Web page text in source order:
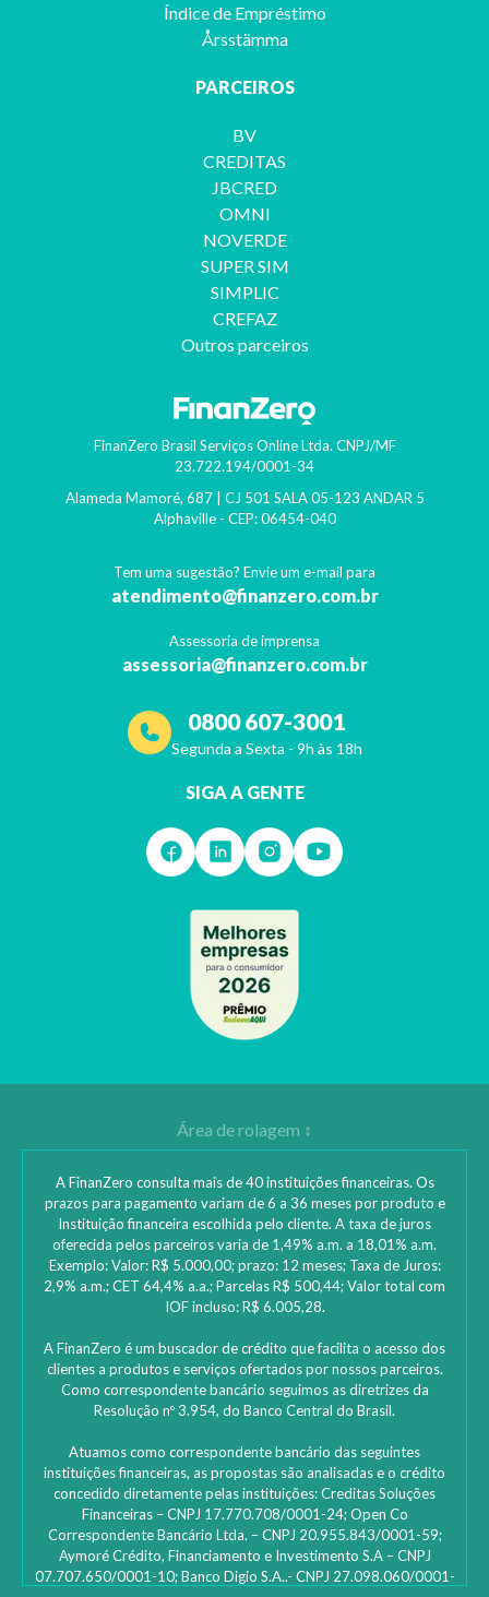
Índice de Empréstimo
Årsstämma
PARCEIROS
BV
CREDITAS
JBCRED
OMNI
NOVERDE
SUPER SIM
SIMPLIC
CREFAZ
Outros parceiros
FinanZero Brasil Serviços Online Ltda. CNPJ/MF
23.722.194/0001-34
Alameda Mamoré, 687 | CJ 501 SALA 05-123 ANDAR 5
Alphaville- CEP: 06454-040
Tem uma sugestão? Envie um e-mail para
atendimento@finanzero.com.br
Assessoria de imprensa
assessoria@finanzero.com.br
0800 607-3001
Segunda a Sexta - 9h às 18h
SIGA A GENTE
A FinanZero consulta mais de 40 instituições financeiras. Os
prazos para pagamento variam de 6 a 36 meses por produto e
Instituição financeira escolhida pelo cliente. A taxa de juros
oferecida pelos parceiros varia de 1,49% a.m. a 18,01% a.m.
Exemplo: Valor: R$ 5.000,00; prazo: 12 meses; Taxa de Juros:
2,9% a.m.; CET 64,4% a.a.; Parcelas R$ 500,44; Valor total com
IOF incluso: R$ 6.005,28.
A FinanZero é um buscador de crédito que facilita o acesso dos
clientes a produtos e serviços ofertados por nossos parceiros.
Como correspondente bancário seguimos as diretrizes da
Resolução nº 3.954, do Banco Central do Brasil.
Atuamos como correspondente bancário das seguintes
instituições financeiras, as propostas são analisadas e o crédito
concedido diretamente pelas instituições: ‎Creditas Soluções
Financeiras – CNPJ 17.770.708/0001-24; Open Co
Correspondente Bancário Ltda. – CNPJ 20.955.843/0001-59;
Aymoré Crédito, Financiamento e Investimento S.A – CNPJ
07.707.650/0001-10; Banco Digio S.A..- CNPJ 27.098.060/0001-